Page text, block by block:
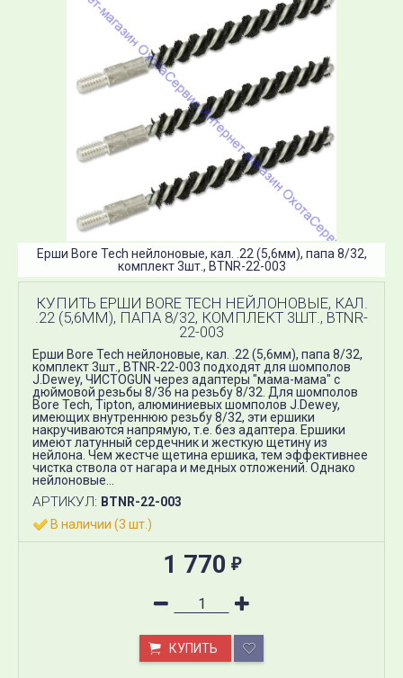
Ерши Bore Tech нейлоновые, кал. .22 (5,6мм), папа 8/32,
комплект 3шт., BTNR-22-003
КУПИТЬ ЕРШИ BORE TECH НЕЙЛОНОВЫЕ, КАЛ.
.22 (5,6ММ), ПАПА 8/32, КОМПЛЕКТ 3ШТ., BTNR-
22-003
Ерши Bore Tech нейлоновые, кал. .22 (5,6мм), папа 8/32,
комплект 3шт., BTNR-22-003 подходят для шомполов
J.Dewey, ЧИСТОGUN через адаптеры "мама-мама" с
дюймовой резьбы 8/36 на резьбу 8/32. Для шомполов
Bore Tech, Tipton, алюминиевых шомполов J.Dewey,
имеющих внутреннюю резьбу 8/32, эти ершики
накручиваются напрямую, т.е. без адаптера. Ершики
имеют латунный сердечник и жесткую щетину из
нейлона. Чем жестче щетина ершика, тем эффективнее
чистка ствола от нагара и медных отложений. Однако
нейлоновые...
АРТИКУЛ: BTNR-22-003
В наличии (3 шт.)
1 770 ₽
КУПИТЬ